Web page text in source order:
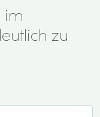
im
zu